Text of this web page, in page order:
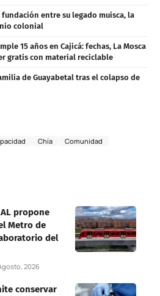
fundación entre su legado muisca, la
colonial
15 años en Cajicá: fechas, La Mosca
gratis con material reciclable
de Guayabetal tras el colapso de
Chía
Comunidad
propone
Metro de
del
2026
conservar